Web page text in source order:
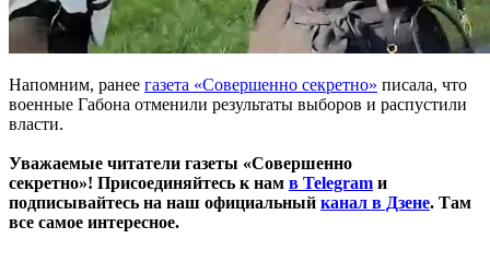
Напомним, ранее газета «Совершенно секретно» писала, что
военные Габона отменили результаты выборов и распустили
власти.
Уважаемые читатели газеты «Совершенно
секретно»! Присоединяйтесь к нам в Telegram и
подписывайтесь на наш официальный канал в Дзене. Там
все самое интересное.